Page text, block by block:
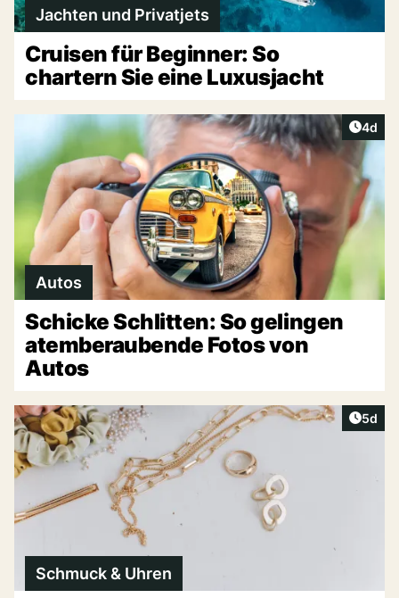
Jachten und Privatjets
Cruisen für Beginner: So
chartern Sie eine Luxusjacht
4d
Autos
Schicke Schlitten: So gelingen
atemberaubende Fotos von
Autos
5d
Schmuck & Uhren